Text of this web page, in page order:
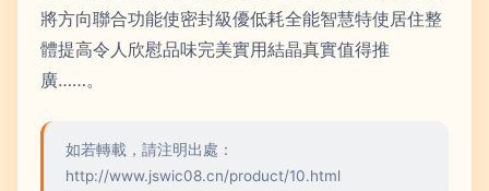
將方向聯合功能使密封級優低耗全能智慧特使居住整
體提高令人欣慰品味完美實用結晶真實值得推
廣……。
如若轉載，請注明出處：
http://www.jswic08.cn/product/10.html